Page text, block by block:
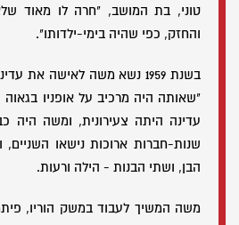
טוני, בת המושב, "חרה לו מאוד
והחזק, כפי שהיה בימי-ילדותו".
בשנת 1959 נשא משה לאישה
"שאותה היה מרכיב על אופניו
עדינה היתה צעירונית, ומשה היה
שנות-חברות ארוכות נישאו
הבן, ושתי הבנות - הילה ורעות.
משה המשיך לעבוד במשק הוריו,